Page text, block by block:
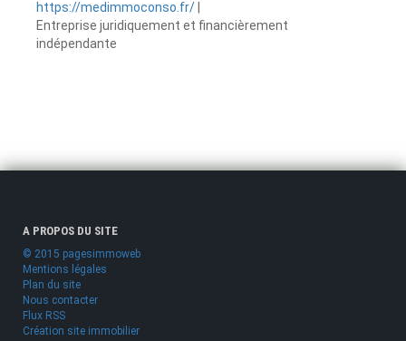
https://medimmoconso.fr/|
Entreprise juridiquement et financièrement
indépendante
A PROPOS DU SITE
© 2015 pagesimmoweb
Mentions légales
Plan du site
Nous contacter
Flux RSS
Création site immobilier